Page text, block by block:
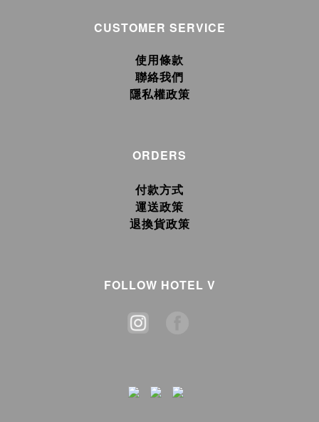
CUSTOMER SERVICE
使用條款
聯絡我們
隱私權政策
ORDERS
付款方式
運送政策
退換貨政策
FOLLOW HOTEL V